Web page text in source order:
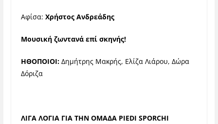
Αφίσα: Χρήστος Ανδρεάδης
Μουσική ζωντανά επί σκηνής!
ΗΘΟΠΟΙΟΙ: Δημήτρης Μακρής, Ελίζα Λιάρου, Δώρα
Δόριζα
ΛΙΓΑ ΛΟΓΙΑ ΓΙΑ ΤΗΝ ΟΜΑΔΑ PIEDI SPORCHI